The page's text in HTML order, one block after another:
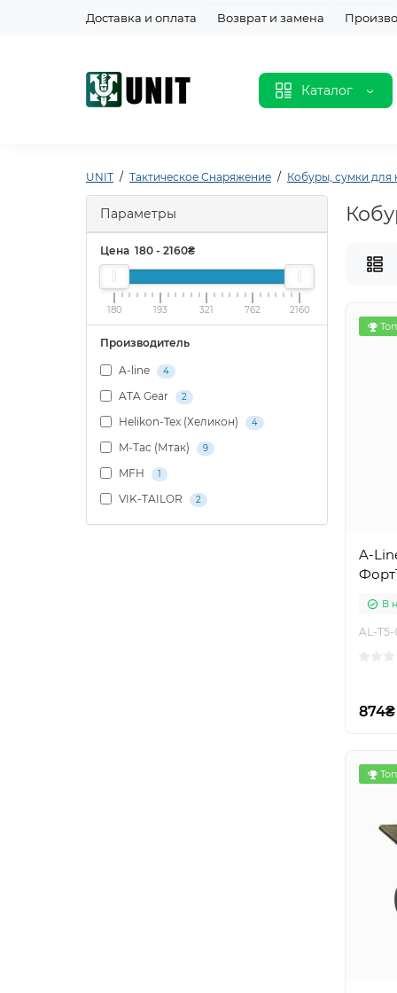
Доставка и оплата Возврат и замена
Каталог
UNIT Тактическое Снаряжение Кобуры, сумки
Параметры
Цена 180 - 2160₴
180 193 321 762 2160
Производитель
A-line 4
ATA Gear 2
Helikon-Tex (Хеликон) 4
M-Tac (Мтак) 9
MFH 1
VIK-TAILOR 2
Топ
A-
В
AL-T5-
874₴
Топ